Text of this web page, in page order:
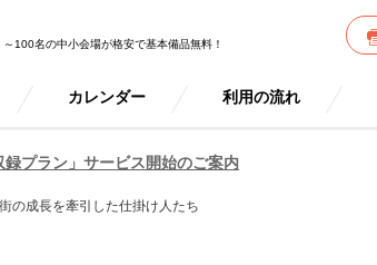
100名の中小会場が格安で基本備品無料！
カレンダー 利用の流れ
録プラン」サービス開始のご案内
の成長を牽引した仕掛け人たち